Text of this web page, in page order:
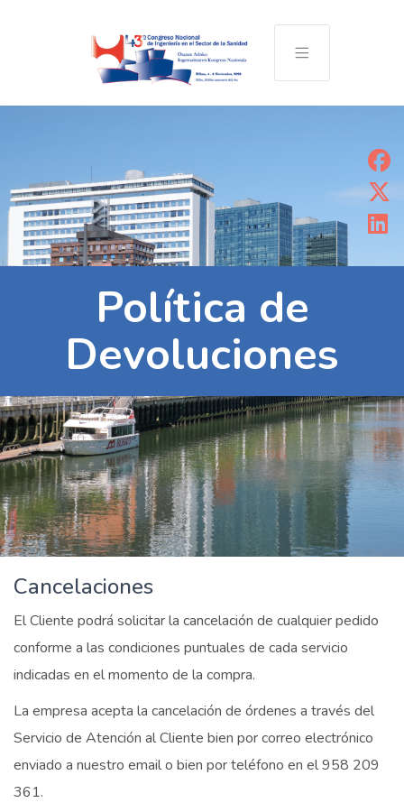
Política de
Devoluciones
Cancelaciones
El Cliente podrá solicitar la cancelación de cualquier pedido
conforme a las condiciones puntuales de cada servicio
indicadas en el momento de la compra.
La empresa acepta la cancelación de órdenes a través del
Servicio de Atención al Cliente bien por correo electrónico
enviado a nuestro email o bien por teléfono en el 958 209
361.